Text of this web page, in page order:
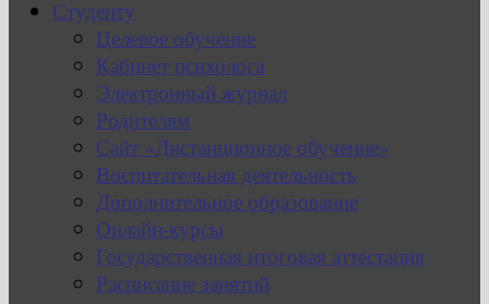
Студенту
Целевое обучение
Кабинет психолога
Электронный журнал
Родителям
Сайт «Дистанционное обучение»
Воспитательная деятельность
Дополнительное образование
Онлайн-курсы
Государственная итоговая аттестация
Расписание занятий